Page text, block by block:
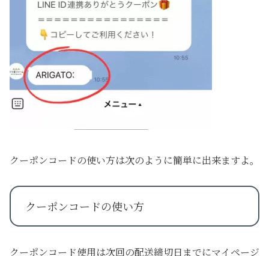
クーポンコードの使い方は次のように簡単に出来ますよ。
クーポンコードの使い方
クーポンコード使用は次回の配送締切日までにマイページ